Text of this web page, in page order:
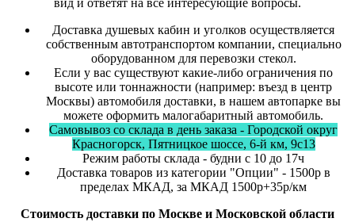
вид и ответят на все интересующие вопросы.
Доставка душевых кабин и уголков осуществляется
собственным автотранспортом компании, специально
оборудованном для перевозки стекол.
Если у вас существуют какие-либо ограничения по
высоте или тоннажности (например: въезд в центр
Москвы) автомобиля доставки, в нашем автопарке вы
можете оформить малогабаритный автомобиль.
Самовывоз со склада в день заказа - Городской округ
Красногорск, Пятницкое шоссе, 6-й км, 9с13
Режим работы склада - будни с 10 до 17ч
Доставка товаров из категории "Опции" - 1500р в
пределах МКАД, за МКАД 1500р+35р/км
Стоимость доставки по Москве и Московской области